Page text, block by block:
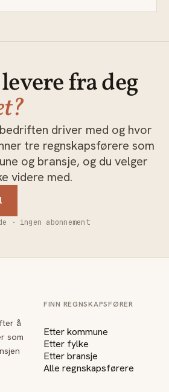
fra deg
driver med og hvor
tre regnskapsførere som
og bransje, og du velger
videre med.
· ingen abonnement
å
som
FINN REGNSKAPSFØRER
Etter kommune
Etter fylke
Etter bransje
Alle regnskapsførere